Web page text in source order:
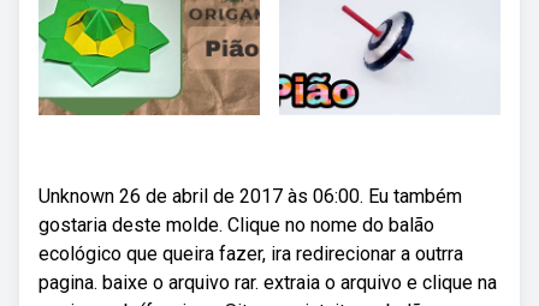
Unknown 26 de abril de 2017 às 06:00. Eu também
gostaria deste molde. Clique no nome do balão
ecológico que queira fazer, ira redirecionar a outrra
pagina. baixe o arquivo rar. extraia o arquivo e clique na